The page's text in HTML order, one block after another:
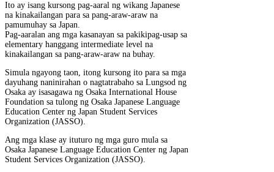
Ito ay isang kursong pag-aaral ng wikang Japanese
na kinakailangan para sa pang-araw-araw na
pamumuhay sa Japan.
Pag-aaralan ang mga kasanayan sa pakikipag-usap sa
elementary hanggang intermediate level na
kinakailangan sa pang-araw-araw na buhay.
Simula ngayong taon, itong kursong ito para sa mga
dayuhang naninirahan o nagtatrabaho sa Lungsod ng
Osaka ay isasagawa ng Osaka International House
Foundation sa tulong ng Osaka Japanese Language
Education Center ng Japan Student Services
Organization (JASSO).
Ang mga klase ay ituturo ng mga guro mula sa
Osaka Japanese Language Education Center ng Japan
Student Services Organization (JASSO).